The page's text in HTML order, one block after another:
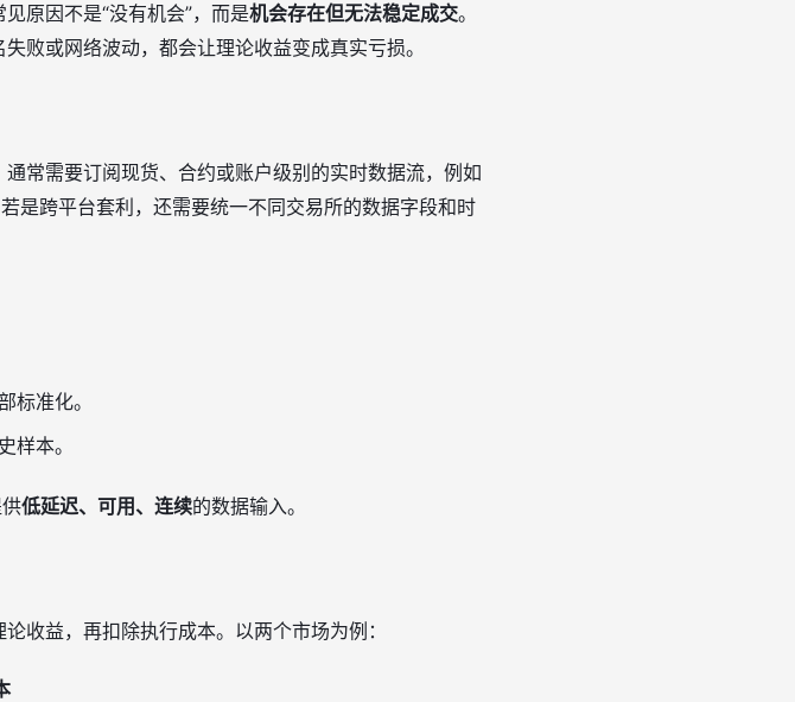
原因不是“没有机会”，而是机会存在但无法稳定成交。
败或网络波动，都会让理论收益变成真实亏损。
常需要订阅现货、合约或账户级别的实时数据流，例如
是跨平台套利，还需要统一不同交易所的数据字段和时
标准化。
样本。
低延迟、可用、连续的数据输入。
收益，再扣除执行成本。以两个市场为例：